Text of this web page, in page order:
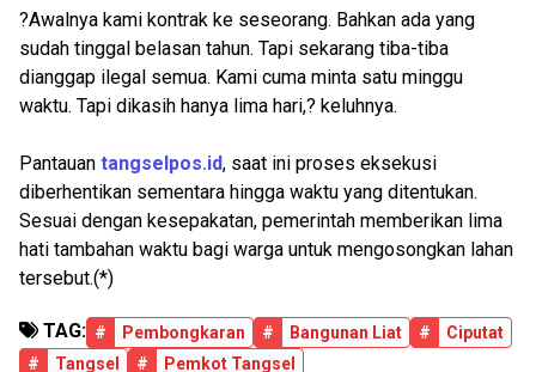
?Awalnya kami kontrak ke seseorang. Bahkan ada yang
sudah tinggal belasan tahun. Tapi sekarang tiba-tiba
dianggap ilegal semua. Kami cuma minta satu minggu
waktu. Tapi dikasih hanya lima hari,? keluhnya.
Pantauan tangselpos.id, saat ini proses eksekusi
diberhentikan sementara hingga waktu yang ditentukan.
Sesuai dengan kesepakatan, pemerintah memberikan lima
hati tambahan waktu bagi warga untuk mengosongkan lahan
tersebut.(*)
TAG: # Pembongkaran # Bangunan Liat #
Ciputat
#
Tangsel # Pemkot Tangsel